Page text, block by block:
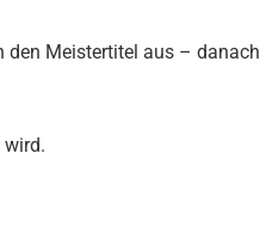
den Meistertitel aus – danach
wird.